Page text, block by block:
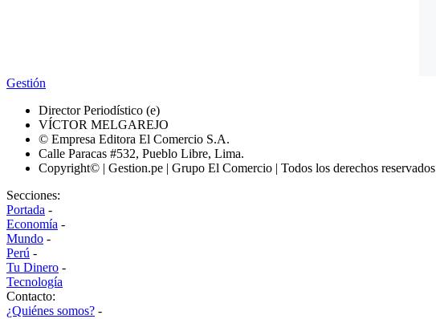
Gestión
Director Periodístico (e)
VÍCTOR MELGAREJO
© Empresa Editora El Comercio S.A.
Calle Paracas #532, Pueblo Libre, Lima.
Copyright© | Gestion.pe | Grupo El Comercio | Todos los derechos reservados
Secciones:
Portada -
Economía -
Mundo -
Perú -
Tu Dinero -
Tecnología
Contacto:
¿Quiénes somos? -